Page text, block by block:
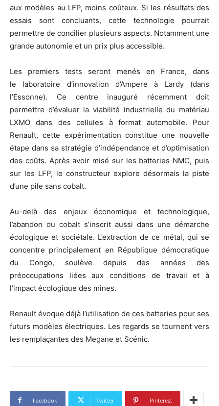
aux modèles au LFP, moins coûteux. Si les résultats des
essais sont concluants, cette technologie pourrait
permettre de concilier plusieurs aspects. Notamment une
grande autonomie et un prix plus accessible.
Les premiers tests seront menés en France, dans
le laboratoire d’innovation d’Ampere à Lardy (dans
l’Essonne). Ce centre inauguré récemment doit
permettre d’évaluer la viabilité industrielle du matériau
LXMO dans des cellules à format automobile. Pour
Renault, cette expérimentation constitue une nouvelle
étape dans sa stratégie d’indépendance et d’optimisation
des coûts. Après avoir misé sur les batteries NMC, puis
sur les LFP, le constructeur explore désormais la piste
d’une pile sans cobalt.
Au-delà des enjeux économique et technologique,
l’abandon du cobalt s’inscrit aussi dans une démarche
écologique et sociétale. L’extraction de ce métal, qui se
concentre principalement en République démocratique
du Congo, soulève depuis des années des
préoccupations liées aux conditions de travail et à
l’impact écologique des mines.
Renault évoque déjà l’utilisation de ces batteries pour ses
futurs modèles électriques. Les regards se tournent vers
les remplaçantes des Megane et Scénic.
Facebook Twitter Pinterest